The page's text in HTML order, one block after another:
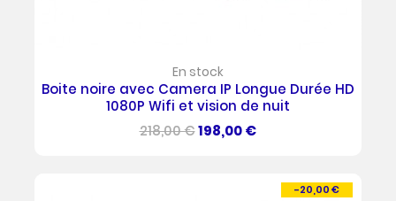
En stock
Boite noire avec Camera IP Longue Durée HD
1080P Wifi et vision de nuit
Prix
218,00 €Prix
198,00 €
PROMO !
-20,00 €